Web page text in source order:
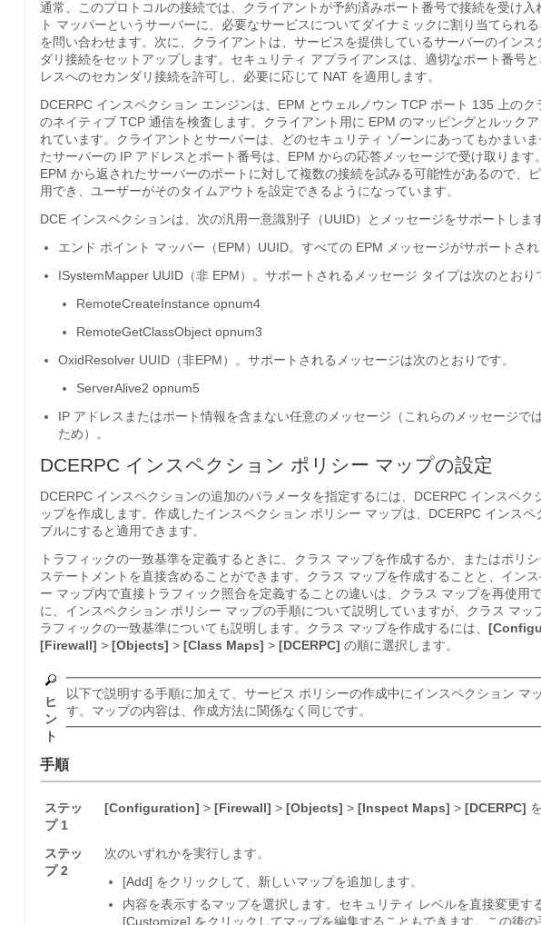
通常、このプロトコルの接続では、クライアントが予約済みポート番号で接続を受け入
ト マッパーというサーバーに、必要なサービスについてダイナミックに割り当てられ
を問い合わせます。次に、クライアントは、サービスを提供しているサーバーのインス
ダリ接続をセットアップします。セキュリティ アプライアンスは、適切なポート番号
レスへのセカンダリ接続を許可し、必要に応じて NAT を適用します。
DCERPC インスペクション エンジンは、EPM とウェルノウン TCP ポート 135 上のク
のネイティブ TCP 通信を検査します。クライアント用に EPM のマッピングとルック
れています。クライアントとサーバーは、どのセキュリティ ゾーンにあってもかまい
たサーバーの IP アドレスとポート番号は、EPM からの応答メッセージで受け取ります
EPM から返されたサーバーのポートに対して複数の接続を試みる可能性があるので、
用でき、ユーザーがそのタイムアウトを設定できるようになっています。
DCE インスペクションは、次の汎用一意識別子（UUID）とメッセージをサポートします
エンド ポイント マッパー（EPM）UUID。すべての EPM メッセージがサポートされ
ISystemMapper UUID（非 EPM）。サポートされるメッセージ タイプは次のとおり
RemoteCreateInstance opnum4
RemoteGetClassObject opnum3
OxidResolver UUID（非EPM）。サポートされるメッセージは次のとおりです。
ServerAlive2 opnum5
IP アドレスまたはポート情報を含まない任意のメッセージ（これらのメッセージで
ため）。
DCERPC インスペクション ポリシー マップの設定
DCERPC インスペクションの追加のパラメータを指定するには、DCERPC インスペク
ップを作成します。作成したインスペクション ポリシー マップは、DCERPC インスペ
ブルにすると適用できます。
トラフィックの一致基準を定義するときに、クラス マップを作成するか、またはポリ
ステートメントを直接含めることができます。クラス マップを作成することと、イン
ー マップ内で直接トラフィック照合を定義することの違いは、クラス マップを再使用で
に、インスペクション ポリシー マップの手順について説明していますが、クラス マッ
ラフィックの一致基準についても説明します。クラス マップを作成するには、
[Firewall] > [Objects] > [Class Maps] > [DCERPC] の順に選択します。
ヒ
ン
ト
以下で説明する手順に加えて、サービス ポリシーの作成中にインスペクション マ
す。マップの内容は、作成方法に関係なく同じです。
手順
ステッ
プ 1
[Configuration] > [Firewall] > [Objects] > [Inspect Maps] > [DCERPC]
ステッ
プ 2
次のいずれかを実行します。
[Add] をクリックして、新しいマップを追加します。
内容を表示するマップを選択します。セキュリティ レベルを直接変更す
[Customize] をクリックしてマップを編集することもできます。この後